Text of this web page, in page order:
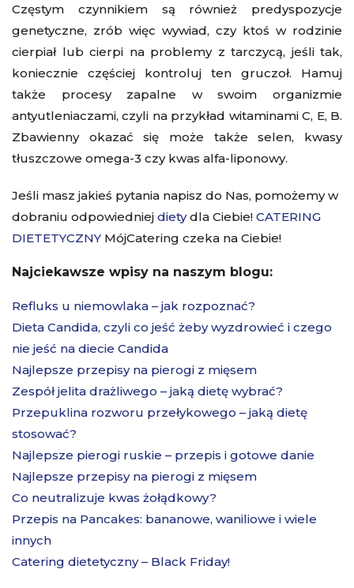
Częstym czynnikiem są również predyspozycje
genetyczne, zrób więc wywiad, czy ktoś w rodzinie
cierpiał lub cierpi na problemy z tarczycą, jeśli tak,
koniecznie częściej kontroluj ten gruczoł. Hamuj
także procesy zapalne w swoim organizmie
antyutleniaczami, czyli na przykład witaminami C, E, B.
Zbawienny okazać się może także selen, kwasy
tłuszczowe omega-3 czy kwas alfa-liponowy.
Jeśli masz jakieś pytania napisz do Nas, pomożemy w
dobraniu odpowiedniej dietydla Ciebie! CATERING
DIETETYCZNY MójCatering czeka na Ciebie!
Najciekawsze wpisy na naszym blogu:
Refluks u niemowlaka – jak rozpoznać?
Dieta Candida, czyli co jeść żeby wyzdrowieć i czego
nie jeść na diecie Candida
Najlepsze przepisy na pierogi z mięsem
Zespół jelita drażliwego – jaką dietę wybrać?
Przepuklina rozworu przełykowego – jaką dietę
stosować?
Najlepsze pierogi ruskie – przepis i gotowe danie
Najlepsze przepisy na pierogi z mięsem
Co neutralizuje kwas żołądkowy?
Przepis na Pancakes: bananowe, waniliowe i wiele
innych
Catering dietetyczny – Black Friday!